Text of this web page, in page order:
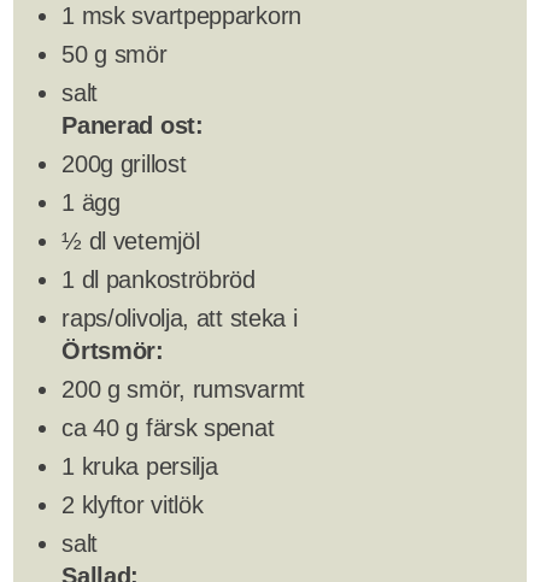
1 msk svartpepparkorn
50 g smör
salt
Panerad ost:
200g grillost
1 ägg
½ dl vetemjöl
1 dl pankoströbröd
raps/olivolja, att steka i
Örtsmör:
200 g smör, rumsvarmt
ca 40 g färsk spenat
1 kruka persilja
2 klyftor vitlök
salt
Sallad: